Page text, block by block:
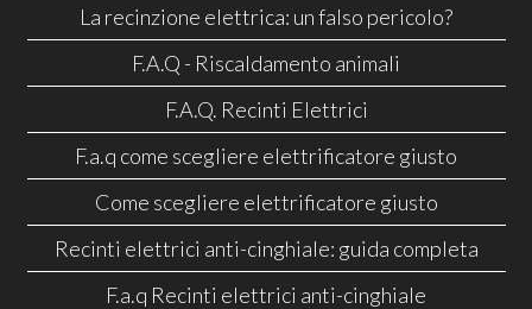
La recinzione elettrica: un falso pericolo?
F.A.Q - Riscaldamento animali
F.A.Q. Recinti Elettrici
F.a.q come scegliere elettrificatore giusto
Come scegliere elettrificatore giusto
Recinti elettrici anti-cinghiale: guida completa
F.a.q Recinti elettrici anti-cinghiale